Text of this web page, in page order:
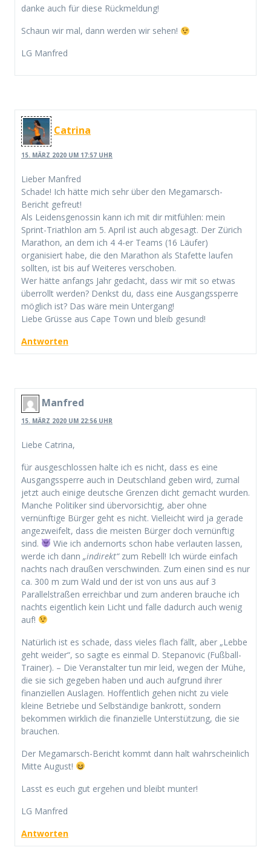
danke auch für diese Rückmeldung!
Schaun wir mal, dann werden wir sehen!
LG Manfred
Catrina
15. MÄRZ 2020 UM 17:57 UHR
Lieber Manfred
Schade! Ich hätte mich sehr über den Megamarsch-
Bericht gefreut!
Als Leidensgenossin kann ich mit dir mitfühlen: mein
Sprint-Triathlon am 5. April ist auch abgesagt. Der Zürich
Marathon, an dem ich 4 4-er Teams (16 Läufer)
organisiert habe, die den Marathon als Stafette laufen
sollten, ist bis auf Weiteres verschoben.
Wer hätte anfangs Jahr gedacht, dass wir mit so etwas
überrollt werden? Denkst du, dass eine Ausgangssperre
möglich ist? Das wäre mein Untergang!
Liebe Grüsse aus Cape Town und bleib gesund!
Antworten
Manfred
15. MÄRZ 2020 UM 22:56 UHR
Liebe Catrina,
für ausgeschlossen halte ich es nicht, dass es eine
Ausgangssperre auch in Deutschland geben wird, zumal
jetzt auch einige deutsche Grenzen dicht gemacht wurden.
Manche Politiker sind übervorsichtig, aber ohne
vernünftige Bürger geht es nicht. Vielleicht wird ja gerade
angezweifelt, dass die meisten Bürger doch vernünftig
sind.
Wie ich andernorts schon habe verlauten lassen,
werde ich dann „indirekt“zum Rebell! Ich würde einfach
nachts nach draußen verschwinden. Zum einen sind es nur
ca. 300 m zum Wald und der ist von uns aus auf 3
Parallelstraßen erreichbar und zum anderen brauche ich
nachts eigentlich kein Licht und falle dadurch auch wenig
auf!
Natürlich ist es schade, dass vieles flach fällt, aber „Lebbe
geht weider“, so sagte es einmal D. Stepanovic (Fußball-
Trainer). – Die Veranstalter tun mir leid, wegen der Mühe,
die sie sich gegeben haben und auch aufgrund ihrer
finanziellen Auslagen. Hoffentlich gehen nicht zu viele
kleine Betriebe und Selbständige bankrott, sondern
bekommen wirklich die finanzielle Unterstützung, die sie
brauchen.
Der Megamarsch-Bericht kommt dann halt wahrscheinlich
Mitte August!
Lasst es euch gut ergehen und bleibt munter!
LG Manfred
Antworten